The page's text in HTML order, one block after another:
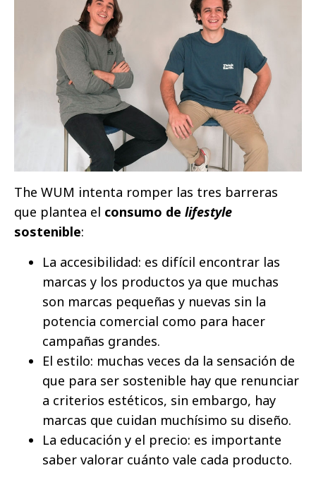
The WUM intenta romper las tres barreras
que plantea el consumo de lifestyle
sostenible:
La accesibilidad: es difícil encontrar las
marcas y los productos ya que muchas
son marcas pequeñas y nuevas sin la
potencia comercial como para hacer
campañas grandes.
El estilo: muchas veces da la sensación de
que para ser sostenible hay que renunciar
a criterios estéticos, sin embargo, hay
marcas que cuidan muchísimo su diseño.
La educación y el precio: es importante
saber valorar cuánto vale cada producto.